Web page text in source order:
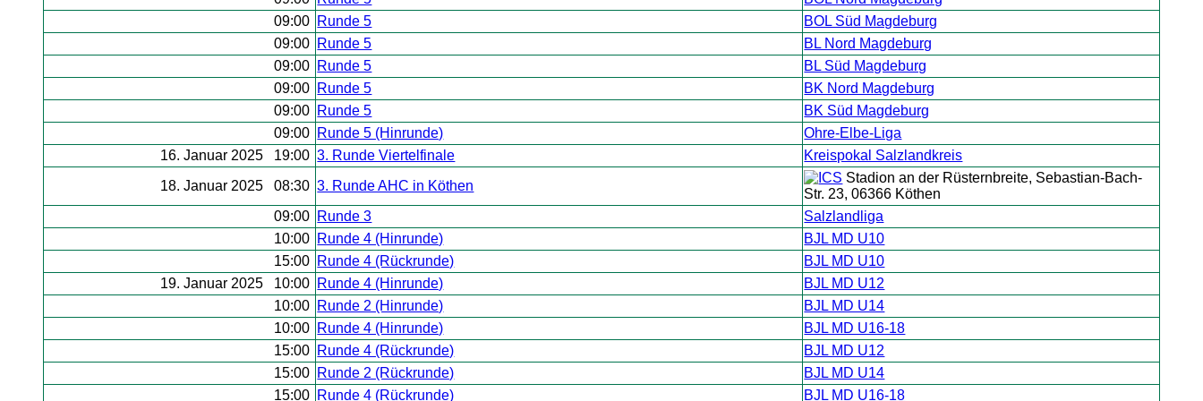
09:00 Runde 5
BOL Süd Magdeburg
09:00 Runde 5
BL Nord Magdeburg
09:00 Runde 5
BL Süd Magdeburg
09:00 Runde 5
BK Nord Magdeburg
09:00 Runde 5
BK Süd Magdeburg
09:00 Runde 5 (Hinrunde)
Ohre-Elbe-Liga
16. Januar 2025 19:00 3. Runde Viertelfinale
Kreispokal Salzlandkreis
18. Januar 2025 08:30 3. Runde AHC in Köthen
Stadion an der Rüsternbreite, Sebastian-Bach-
Str. 23, 06366 Köthen
09:00 Runde 3
Salzlandliga
10:00 Runde 4 (Hinrunde)
BJL MD U10
15:00 Runde 4 (Rückrunde)
BJL MD U10
19. Januar 2025 10:00 Runde 4 (Hinrunde)
BJL MD U12
10:00 Runde 2 (Hinrunde)
BJL MD U14
10:00 Runde 4 (Hinrunde)
BJL MD U16-18
15:00 Runde 4 (Rückrunde)
BJL MD U12
15:00 Runde 2 (Rückrunde)
BJL MD U14
15:00 Runde 4 (Rückrunde)
BJL MD U16-18